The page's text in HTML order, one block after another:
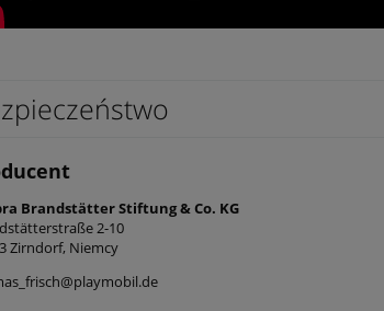
Brandstätter Stiftung & Co. KG
2-10
Zirndorf, Niemcy